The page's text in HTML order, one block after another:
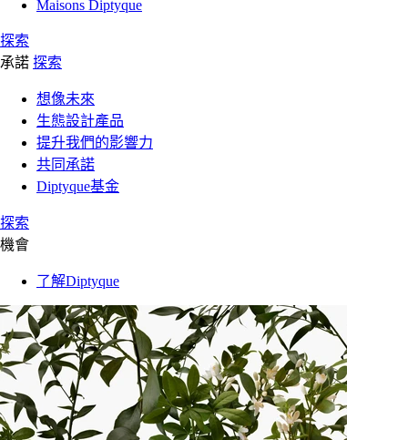
Maisons Diptyque
探索
承諾 探索
想像未來
生態設計產品
提升我們的影響力
共同承諾
Diptyque基金
探索
機會
了解Diptyque